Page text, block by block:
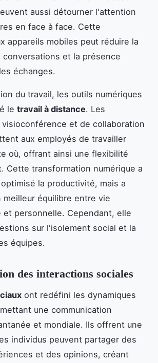
aussi détourner l'attention
en face à face. Cette
appareils mobiles peut réduire la
conversations et la présence
échanges.
du travail, les outils numériques
le travail à distance. Les
et de collaboration
aux employés de travailler
où, offrant ainsi une flexibilité
Cette transformation numérique a
la productivité, mais a
meilleur équilibre entre vie
et personnelle. Cependant, elle
sur l'isolement social et la
équipes.
des interactions sociales
ont redéfini les dynamiques
une communication
et mondiale. Ils offrent une
individus peuvent partager des
et des opinions, créant